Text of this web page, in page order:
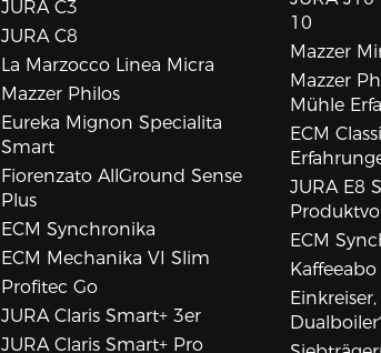
JURA C3
JURA C8
La Marzocco Linea Micra
Mazzer Philos
Eureka Mignon Specialita
Smart
Fiorenzato AllGround Sense
Plus
ECM Synchronika
ECM Mechanika VI Slim
Profitec Go
JURA Claris Smart+ 3er
JURA Claris Smart+ Pro
10
Mazzer
Mazzer
Mühle
ECM
JURA E8
ECM
Kaffeeabo